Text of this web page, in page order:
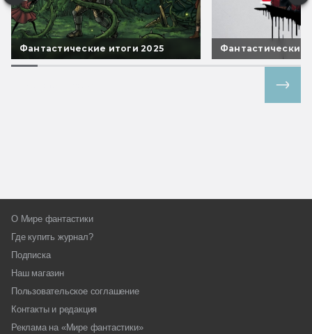
Фантастические итоги 2025 Фантастические
О Мире фантастики
Где купить журнал?
Подписка
Наш магазин
Пользовательское соглашение
Контакты и редакция
Реклама на «Мире фантастики»